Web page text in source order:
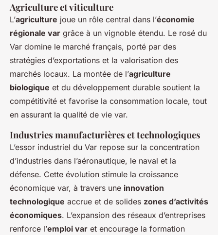
Agriculture et viticulture
L’agriculture joue un rôle central dans l’économie
régionale var grâce à un vignoble étendu. Le rosé du
Var domine le marché français, porté par des
stratégies d’exportations et la valorisation des
marchés locaux. La montée de l’agriculture
biologique et du développement durable soutient la
compétitivité et favorise la consommation locale, tout
en assurant la qualité de vie var.
Industries manufacturières et technologiques
L’essor industriel du Var repose sur la concentration
d’industries dans l’aéronautique, le naval et la
défense. Cette évolution stimule la croissance
économique var, à travers une innovation
technologique accrue et de solides zones d’activités
économiques. L’expansion des réseaux d’entreprises
renforce l’emploi var et encourage la formation